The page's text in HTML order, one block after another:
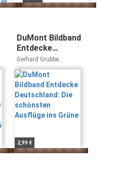
DuMont Bildband
Entdecke
Deutschland: Die
schönsten
Ausflüge ins
Grüne
Gerhard Grubbe
Reinhard Pietsch
2,99 €